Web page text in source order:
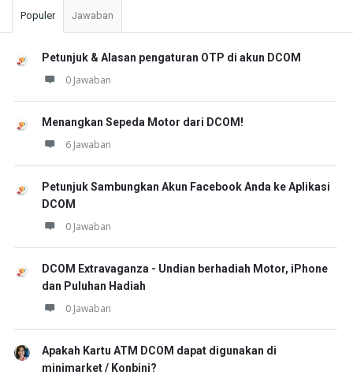
Populer Jawaban
Petunjuk & Alasan pengaturan OTP di akun DCOM
0 Jawaban
Menangkan Sepeda Motor dari DCOM!
6 Jawaban
Petunjuk Sambungkan Akun Facebook Anda ke Aplikasi
DCOM
0 Jawaban
DCOM Extravaganza - Undian berhadiah Motor, iPhone
dan Puluhan Hadiah
0 Jawaban
Apakah Kartu ATM DCOM dapat digunakan di
minimarket / Konbini?